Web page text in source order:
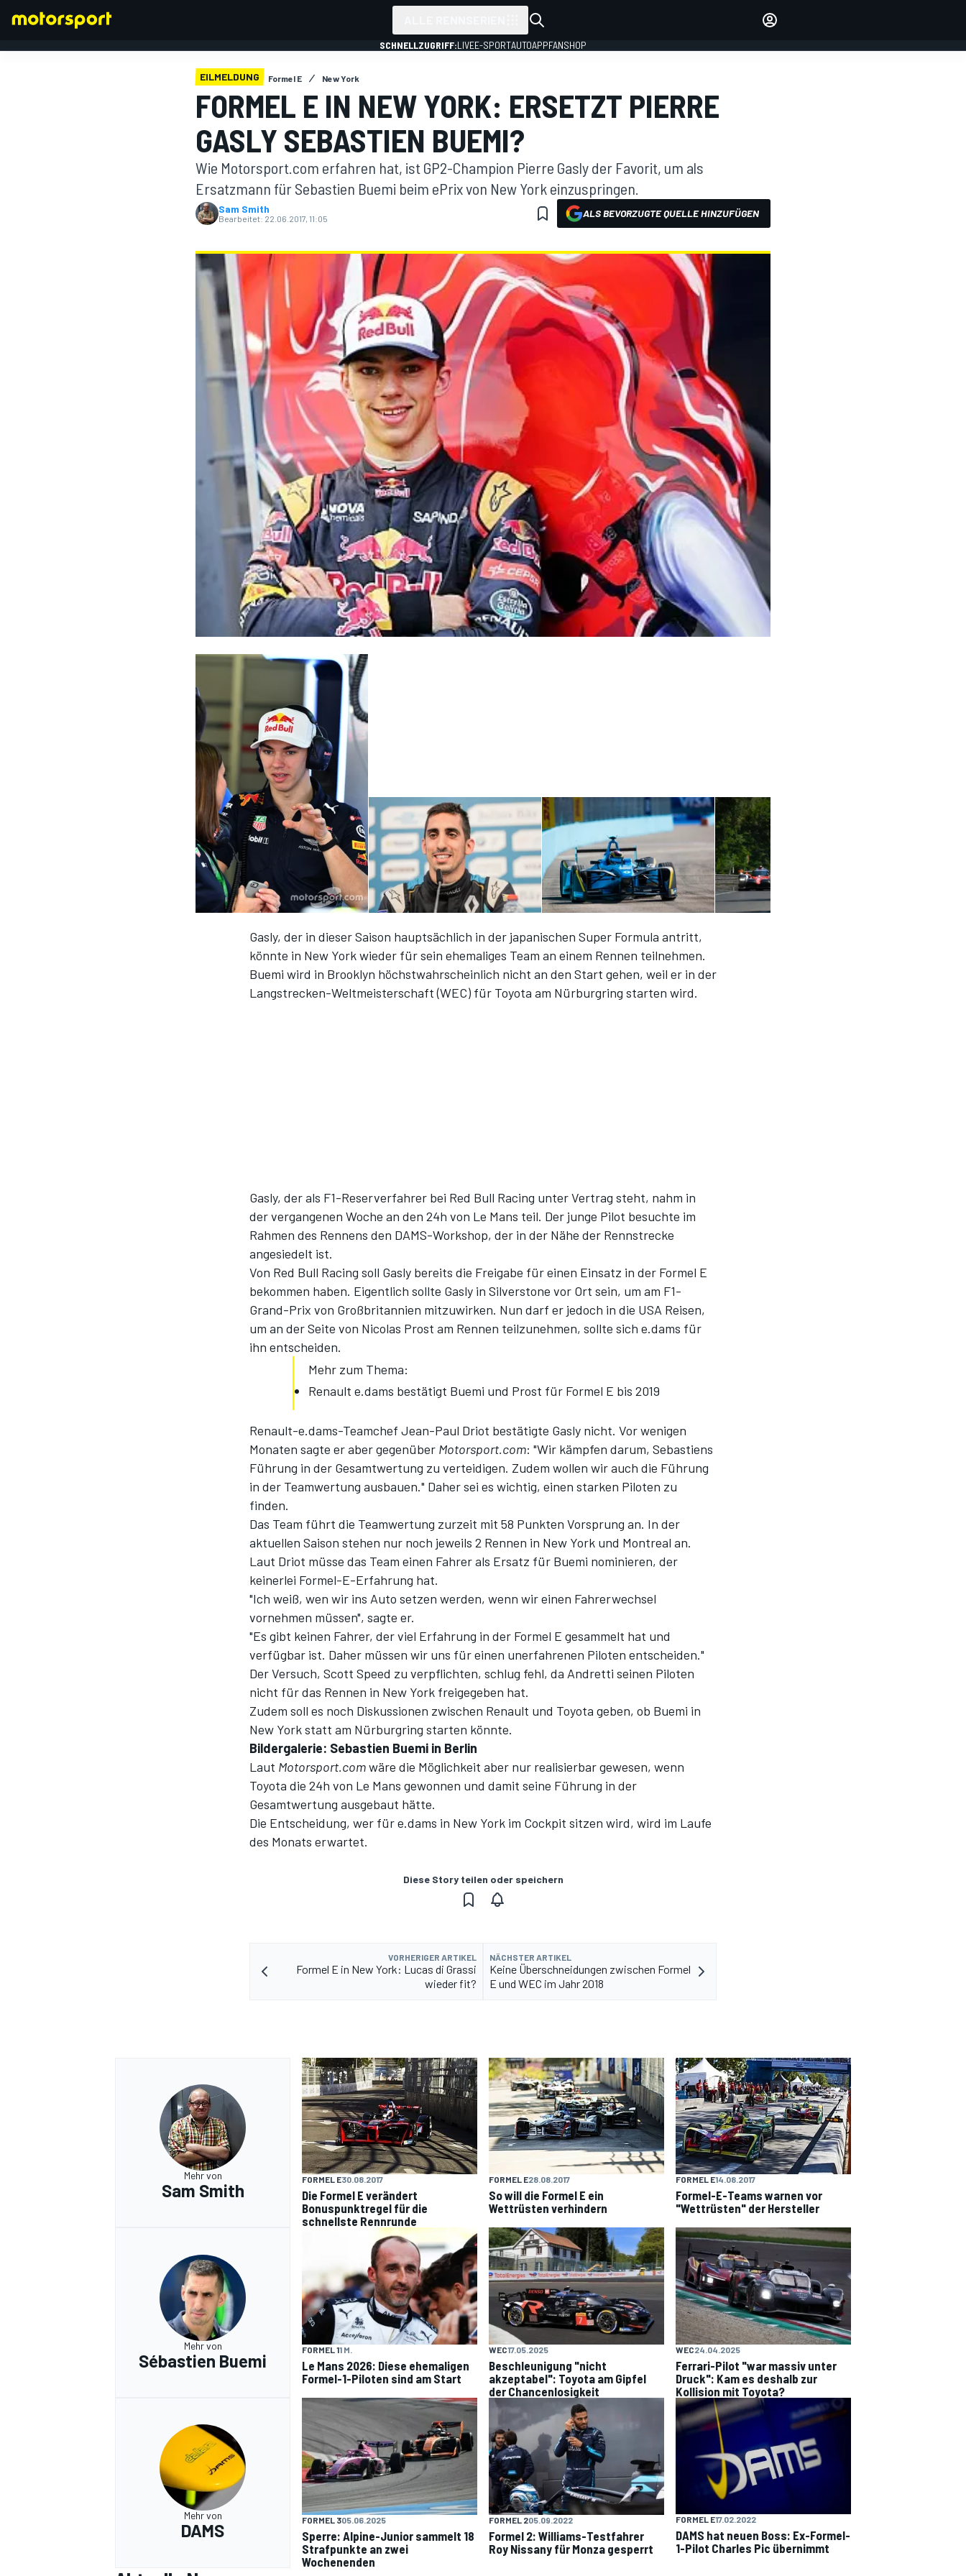
EINLOGGEN
SCHNELLZUGRIFF:LIVEE-SPORTAUTOAPPFANSHOP
EILMELDUNG Formel E New York
FORMEL E IN NEW YORK: ERSETZT PIERRE
GASLY SEBASTIEN BUEMI?
Wie Motorsport.com erfahren hat, ist GP2-Champion Pierre Gasly der Favorit, um als
Ersatzmann für Sebastien Buemi beim ePrix von New York einzuspringen.
Sam Smith
Bearbeitet: 22.06.2017, 11:05 ALS BEVORZUGTE QUELLE HINZUFÜGEN
Gasly, der in dieser Saison hauptsächlich in der japanischen Super Formula antritt,
könnte in New York wieder für sein ehemaliges Team an einem Rennen teilnehmen.
Buemi wird in Brooklyn höchstwahrscheinlich nicht an den Start gehen, weil er in der
Langstrecken-Weltmeisterschaft (WEC) für Toyota am Nürburgring starten wird.
Gasly, der als F1-Reserverfahrer bei Red Bull Racing unter Vertrag steht, nahm in
der vergangenen Woche an den 24h von Le Mans teil. Der junge Pilot besuchte im
Rahmen des Rennens den DAMS-Workshop, der in der Nähe der Rennstrecke
angesiedelt ist.
Von Red Bull Racing soll Gasly bereits die Freigabe für einen Einsatz in der Formel E
bekommen haben. Eigentlich sollte Gasly in Silverstone vor Ort sein, um am F1-
Grand-Prix von Großbritannien mitzuwirken. Nun darf er jedoch in die USA Reisen,
um an der Seite von Nicolas Prost am Rennen teilzunehmen, sollte sich e.dams für
ihn entscheiden.
Mehr zum Thema:
Renault e.dams bestätigt Buemi und Prost für Formel E bis 2019
Renault-e.dams-Teamchef Jean-Paul Driot bestätigte Gasly nicht. Vor wenigen
Monaten sagte er aber gegenüber Motorsport.com: "Wir kämpfen darum, Sebastiens
Führung in der Gesamtwertung zu verteidigen. Zudem wollen wir auch die Führung
in der Teamwertung ausbauen." Daher sei es wichtig, einen starken Piloten zu
finden.
Das Team führt die Teamwertung zurzeit mit 58 Punkten Vorsprung an. In der
aktuellen Saison stehen nur noch jeweils 2 Rennen in New York und Montreal an.
Laut Driot müsse das Team einen Fahrer als Ersatz für Buemi nominieren, der
keinerlei Formel-E-Erfahrung hat.
"Ich weiß, wen wir ins Auto setzen werden, wenn wir einen Fahrerwechsel
vornehmen müssen", sagte er.
"Es gibt keinen Fahrer, der viel Erfahrung in der Formel E gesammelt hat und
verfügbar ist. Daher müssen wir uns für einen unerfahrenen Piloten entscheiden."
Der Versuch, Scott Speed zu verpflichten, schlug fehl, da Andretti seinen Piloten
nicht für das Rennen in New York freigegeben hat.
Zudem soll es noch Diskussionen zwischen Renault und Toyota geben, ob Buemi in
New York statt am Nürburgring starten könnte.
Bildergalerie: Sebastien Buemi in Berlin
Laut Motorsport.comwäre die Möglichkeit aber nur realisierbar gewesen, wenn
Toyota die 24h von Le Mans gewonnen und damit seine Führung in der
Gesamtwertung ausgebaut hätte.
Die Entscheidung, wer für e.dams in New York im Cockpit sitzen wird, wird im Laufe
des Monats erwartet.
Diese Story teilen oder speichern
VORHERIGER ARTIKEL
Formel E in New York: Lucas di Grassi
wieder fit?
NÄCHSTER ARTIKEL
Keine Überschneidungen zwischen Formel
E und WEC im Jahr 2018
Mehr von
Sam Smith
FORMEL E30.08.2017
Die Formel E verändert
Bonuspunktregel für die
schnellste Rennrunde
FORMEL E28.08.2017
So will die Formel E ein
Wettrüsten verhindern
FORMEL E14.08.2017
Formel-E-Teams warnen vor
"Wettrüsten" der Hersteller
Mehr von
Sébastien Buemi
FORMEL 11 M.
Le Mans 2026: Diese ehemaligen
Formel-1-Piloten sind am Start
WEC17.05.2025
Beschleunigung "nicht
akzeptabel": Toyota am Gipfel
der Chancenlosigkeit
WEC24.04.2025
Ferrari-Pilot "war massiv unter
Druck": Kam es deshalb zur
Kollision mit Toyota?
Mehr von
DAMS
FORMEL 305.06.2025
Sperre: Alpine-Junior sammelt 18
Strafpunkte an zwei
Wochenenden
FORMEL 205.09.2022
Formel 2: Williams-Testfahrer
Roy Nissany für Monza gesperrt
FORMEL E17.02.2022
DAMS hat neuen Boss: Ex-Formel-
1-Pilot Charles Pic übernimmt